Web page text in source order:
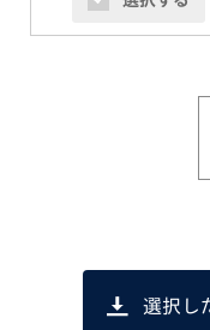
選択し